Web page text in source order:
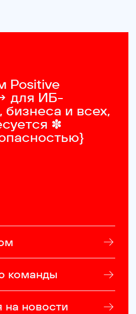
Positive
для ИБ-
бизнеса и всех,
✽
команды
на новости